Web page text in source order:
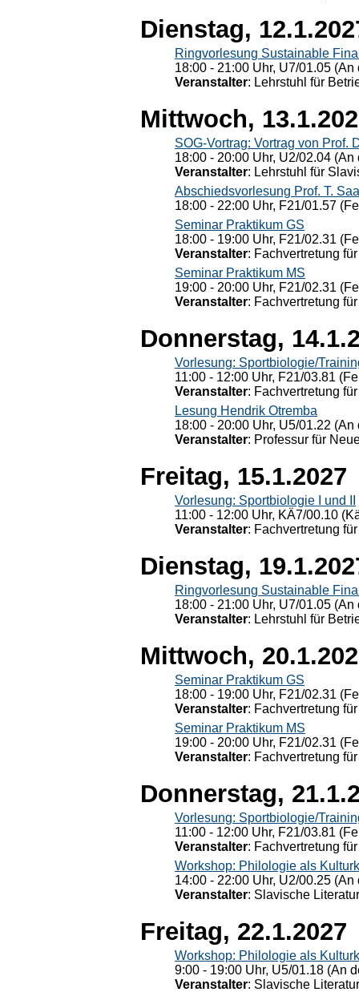
Dienstag,
Ringvorlesung Sustainable
18:00 - 21:00 Uhr, U7/01.05
Veranstalter: Lehrstuhl für
Mittwoch,
SOG-Vortrag: Vortrag von Prof.
18:00 - 20:00 Uhr, U2/02.04
Veranstalter: Lehrstuhl für
Abschiedsvorlesung Prof. T.
18:00 - 22:00 Uhr, F21/01.57
Seminar Praktikum GS
18:00 - 19:00 Uhr, F21/02.31
Veranstalter: Fachvertretung
Seminar Praktikum MS
19:00 - 20:00 Uhr, F21/02.31
Veranstalter: Fachvertretung
Donnerstag,
Vorlesung: Sportbiologie/
11:00 - 12:00 Uhr, F21/03.81
Veranstalter: Fachvertretung
Lesung Hendrik Otremba
18:00 - 20:00 Uhr, U5/01.22
Veranstalter: Professur für
Freitag, 15.1.2027
Vorlesung: Sportbiologie I und II
11:00 - 12:00 Uhr, KÄ7/00.10
Veranstalter: Fachvertretung
Dienstag,
Ringvorlesung Sustainable
18:00 - 21:00 Uhr, U7/01.05
Veranstalter: Lehrstuhl für
Mittwoch,
Seminar Praktikum GS
18:00 - 19:00 Uhr, F21/02.31
Veranstalter: Fachvertretung
Seminar Praktikum MS
19:00 - 20:00 Uhr, F21/02.31
Veranstalter: Fachvertretung
Donnerstag,
Vorlesung: Sportbiologie/
11:00 - 12:00 Uhr, F21/03.81
Veranstalter: Fachvertretung
Workshop: Philologie als
14:00 - 22:00 Uhr, U2/00.25
Veranstalter: Slavische
Freitag, 22.1.2027
Workshop: Philologie als
9:00 - 19:00 Uhr, U5/01.18 (An
Veranstalter: Slavische